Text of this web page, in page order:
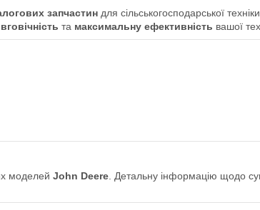
запчастин для сільськогосподарської техніки
та максимальну ефективність вашої
моделей John Deere . Детальну інформацію щодо